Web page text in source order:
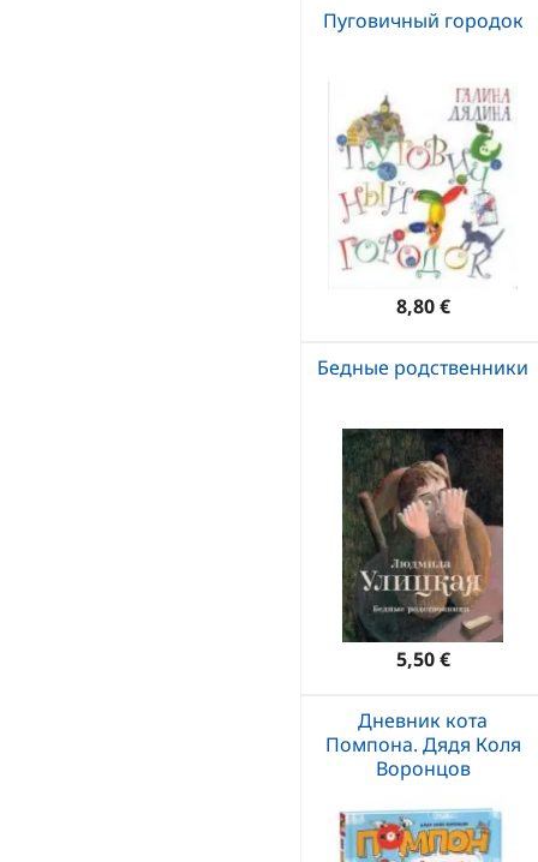
Пуговичный городок
8,80 €
Бедные родственники
5,50 €
Дневник кота
Помпона. Дядя Коля
Воронцов